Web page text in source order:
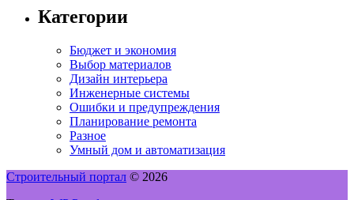
Категории
Бюджет и экономия
Выбор материалов
Дизайн интерьера
Инженерные системы
Ошибки и предупреждения
Планирование ремонта
Разное
Умный дом и автоматизация
Строительный портал © 2026